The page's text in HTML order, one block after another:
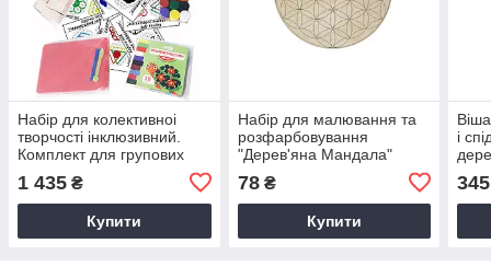
Набiр для колективноi
творчостi iнклюзивний.
Комплект для групових
розширений)
1 435 ₴
Купити
Набiр для малювання та
розфарбовування
"Дерев'яна Мандала"
78₴
Купити
і
345